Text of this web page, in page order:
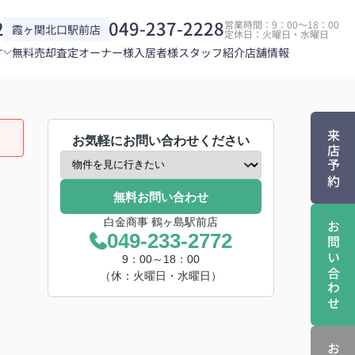
霞ヶ関北口駅前店 049-237-2228営業時間：9：00～18：00
定休日：火曜日・水曜日
無料売却査定オーナー様入居者様スタッフ紹介店舗情報
来店予約
お問い合わせ
お気軽にお問い合わせください
無料お問い合わせ
白金商事 鶴ヶ島駅前店
049-233-2772
9：00～18：00
（休：火曜日・水曜日）